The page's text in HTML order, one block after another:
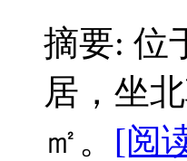
摘要: 位
居，坐
㎡。 [阅